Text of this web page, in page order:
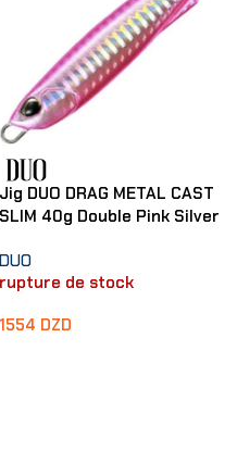
Jig DUO DRAG METAL CAST
SLIM 40g Double Pink Silver
DUO
rupture de stock
1554 DZD